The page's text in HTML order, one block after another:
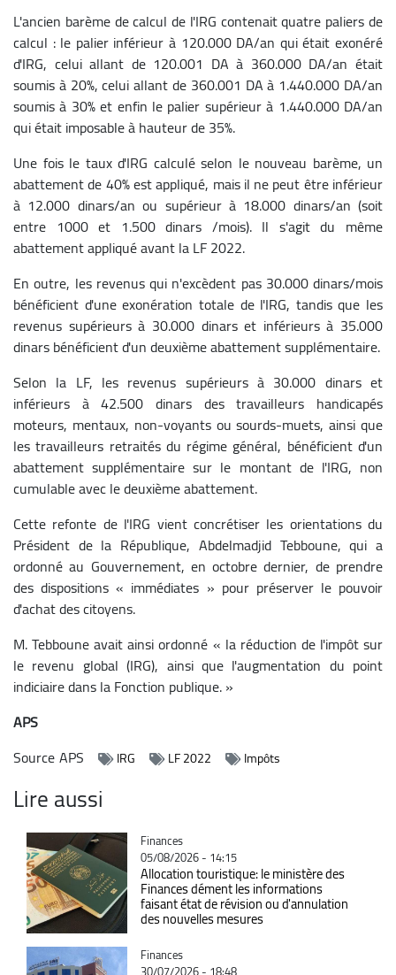
L'ancien barème de calcul de l'IRG contenait quatre paliers de
calcul : le palier inférieur à 120.000 DA/an qui était exonéré
d'IRG, celui allant de 120.001 DA à 360.000 DA/an était
soumis à 20%, celui allant de 360.001 DA à 1.440.000 DA/an
soumis à 30% et enfin le palier supérieur à 1.440.000 DA/an
qui était imposable à hauteur de 35%.
Une fois le taux d'IRG calculé selon le nouveau barème, un
abattement de 40% est appliqué, mais il ne peut être inférieur
à 12.000 dinars/an ou supérieur à 18.000 dinars/an (soit
entre 1000 et 1.500 dinars /mois). Il s'agit du même
abattement appliqué avant la LF 2022.
En outre, les revenus qui n'excèdent pas 30.000 dinars/mois
bénéficient d'une exonération totale de l'IRG, tandis que les
revenus supérieurs à 30.000 dinars et inférieurs à 35.000
dinars bénéficient d'un deuxième abattement supplémentaire.
Selon la LF, les revenus supérieurs à 30.000 dinars et
inférieurs à 42.500 dinars des travailleurs handicapés
moteurs, mentaux, non-voyants ou sourds-muets, ainsi que
les travailleurs retraités du régime général, bénéficient d'un
abattement supplémentaire sur le montant de l'IRG, non
cumulable avec le deuxième abattement.
Cette refonte de l'IRG vient concrétiser les orientations du
Président de la République, Abdelmadjid Tebboune, qui a
ordonné au Gouvernement, en octobre dernier, de prendre
des dispositions « immédiates » pour préserver le pouvoir
d'achat des citoyens.
M. Tebboune avait ainsi ordonné « la réduction de l'impôt sur
le revenu global (IRG), ainsi que l'augmentation du point
indiciaire dans la Fonction publique. »
APS
SourceAPS IRG LF 2022 Impôts
Lire aussi
Catégorie
Finances
05/08/2026 - 14:15
Allocation touristique: le ministère des
Finances dément les informations
faisant état de révision ou d'annulation
des nouvelles mesures
Catégorie
Finances